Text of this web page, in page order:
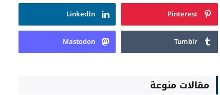
Pinterest
LinkedIn
Tumblr
Mastodon
مقالات منوعة